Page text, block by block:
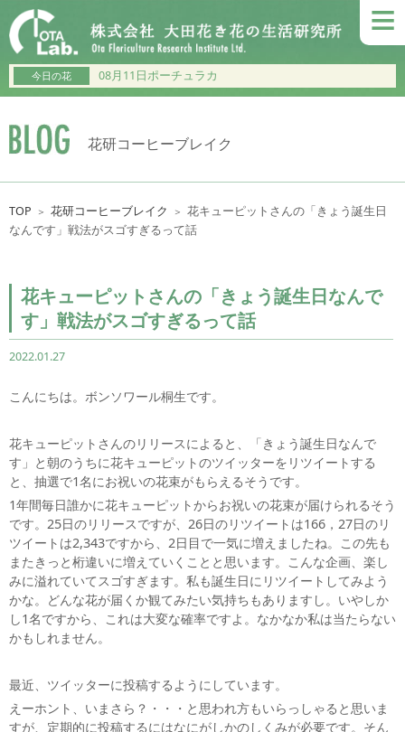
≡
今日の花 08月11日ポーチュラカ
花研コーヒーブレイク
TOP ＞ 花研コーヒーブレイク ＞ 花キューピットさんの「きょう誕生日
なんです」戦法がスゴすぎるって話
花キューピットさんの「きょう誕生日なんで
す」戦法がスゴすぎるって話
2022.01.27
こんにちは。ボンソワール桐生です。
花キューピットさんのリリースによると、「きょう誕生日なんで
す」と朝のうちに花キューピットのツイッターをリツイートする
と、抽選で1名にお祝いの花束がもらえるそうです。
1年間毎日誰かに花キューピットからお祝いの花束が届けられるそう
です。25日のリリースですが、26日のリツイートは166，27日のリ
ツイートは2,343ですから、2日目で一気に増えましたね。この先も
またきっと桁違いに増えていくことと思います。こんな企画、楽し
みに溢れていてスゴすぎます。私も誕生日にリツイートしてみよう
かな。どんな花が届くか観てみたい気持ちもありますし。いやしか
し1名ですから、これは大変な確率ですよ。なかなか私は当たらない
かもしれません。
最近、ツイッターに投稿するようにしています。
えーホント、いまさら？・・・と思われ方もいらっしゃると思いま
すが、定期的に投稿するにはなにがしかのしくみが必要です。そん